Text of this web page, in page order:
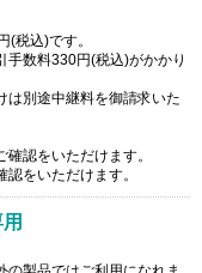
税込)です。
手数料330円(税込)がかかり
は別途中継料を御請求いた
確認をいただけます。
認をいただけます。